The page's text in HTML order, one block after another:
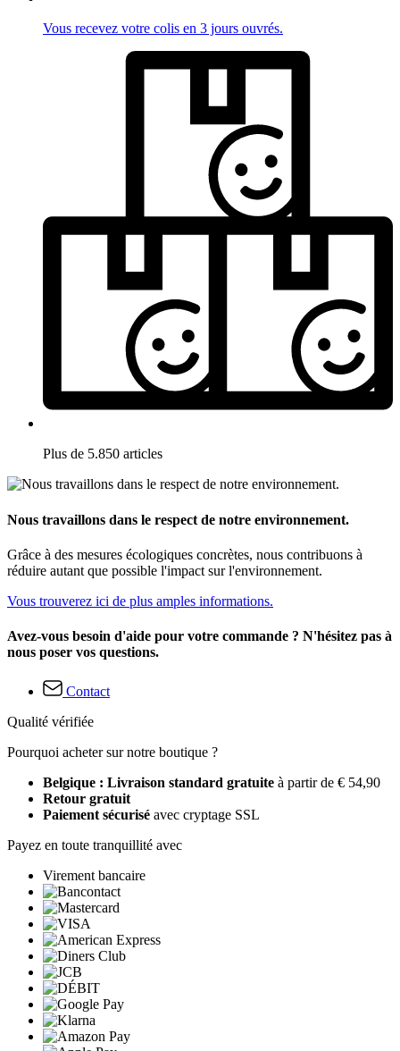
Vous recevez votre colis en 3 jours ouvrés.
Plus de 5.850 articles
Nous travaillons dans le respect de notre environnement.
Grâce à des mesures écologiques concrètes, nous contribuons à
réduire autant que possible l'impact sur l'environnement.
Vous trouverez ici de plus amples informations.
Avez-vous besoin d'aide pour votre commande ? N'hésitez pas à
nous poser vos questions.
Contact
Qualité vérifiée
Pourquoi acheter sur notre boutique ?
Belgique : Livraison standard gratuite à partir de € 54,90
Retour gratuit
Paiement sécurisé avec cryptage SSL
Payez en toute tranquillité avec
Virement bancaire